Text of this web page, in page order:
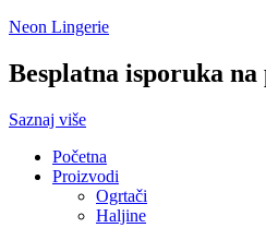
Neon Lingerie
Besplatna isporuka
Saznaj više
Početna
Proizvodi
Ogrtači
Haljine